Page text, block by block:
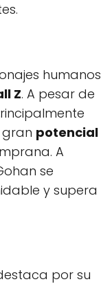
humanos
Z. A pesar de
potencial
A
se
y supera
por su